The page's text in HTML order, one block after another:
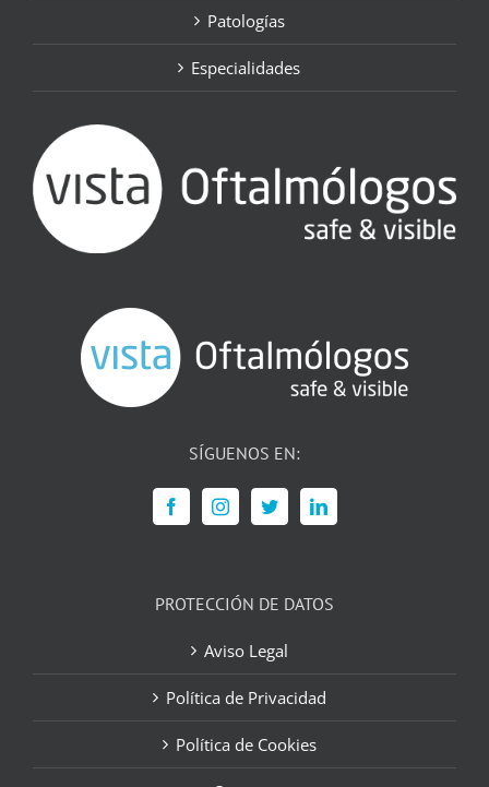
Patologías
Especialidades
SÍGUENOS EN:
PROTECCIÓN DE DATOS
Aviso Legal
Política de Privacidad
Política de Cookies